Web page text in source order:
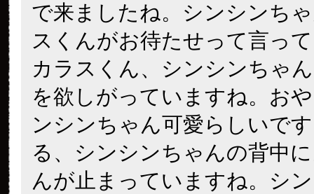
で来ましたね。シンシンち
スくんがお待たせって言っ
カラスくん、シンシンちゃ
を欲しがっていますね。お
ンシンちゃん可愛らしいで
る、シンシンちゃんの背中
んが止まっていますね。シ